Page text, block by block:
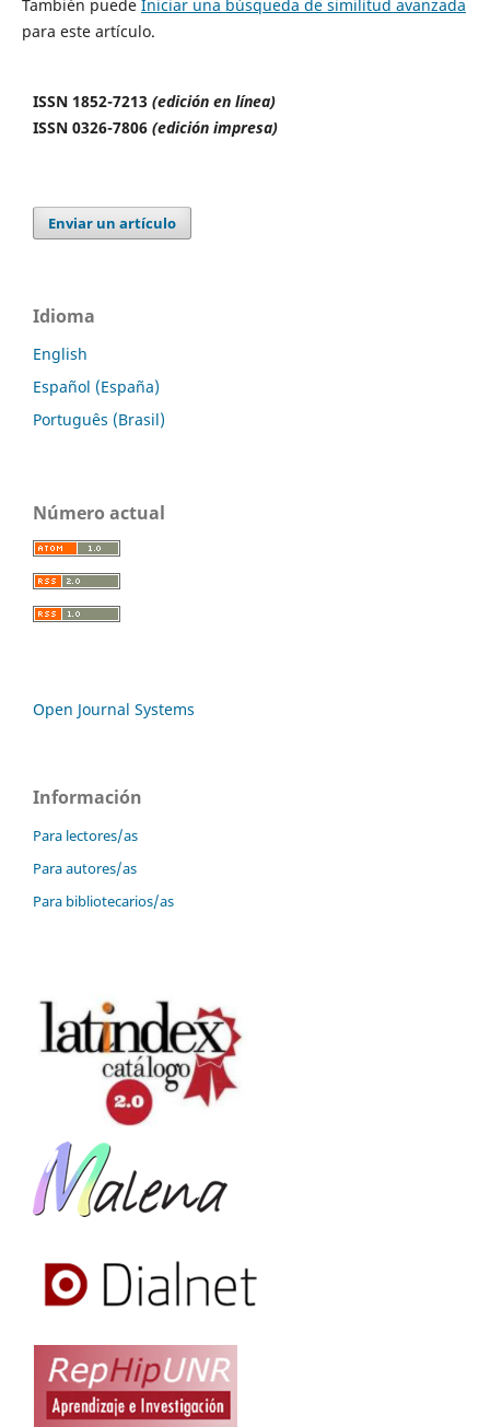
También puede Iniciar una búsqueda de similitud avanzada
para este artículo.
ISSN 1852-7213 (edición en línea)
ISSN 0326-7806 (edición impresa)
Enviar un artículo
Idioma
English
Español (España)
Português (Brasil)
Número actual
Open Journal Systems
Información
Para lectores/as
Para autores/as
Para bibliotecarios/as